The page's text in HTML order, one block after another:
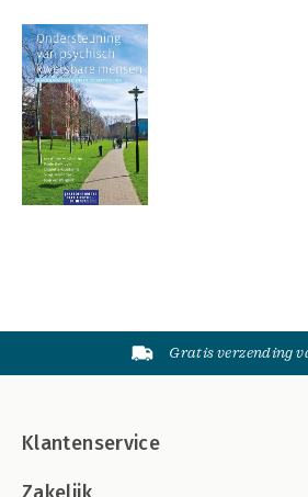
Gratis verzending
Klantenservice